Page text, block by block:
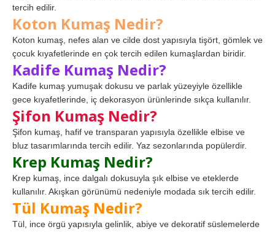
tercih edilir.
Koton Kumaş Nedir?
Koton kumaş, nefes alan ve cilde dost yapısıyla tişört, gömlek ve
çocuk kıyafetlerinde en çok tercih edilen kumaşlardan biridir.
Kadife Kumaş Nedir?
Kadife kumaş yumuşak dokusu ve parlak yüzeyiyle özellikle
gece kıyafetlerinde, iç dekorasyon ürünlerinde sıkça kullanılır.
Şifon Kumaş Nedir?
Şifon kumaş, hafif ve transparan yapısıyla özellikle elbise ve
bluz tasarımlarında tercih edilir. Yaz sezonlarında popülerdir.
Krep Kumaş Nedir?
Krep kumaş, ince dalgalı dokusuyla şık elbise ve eteklerde
kullanılır. Akışkan görünümü nedeniyle modada sık tercih edilir.
Tül Kumaş Nedir?
Tül, ince örgü yapısıyla gelinlik, abiye ve dekoratif süslemelerde